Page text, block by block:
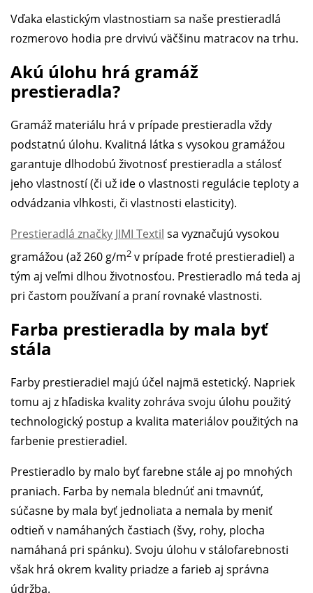
Vďaka elastickým vlastnostiam sa naše prestieradlá
rozmerovo hodia pre drvivú väčšinu matracov na trhu.
Akú úlohu hrá gramáž
prestieradla?
Gramáž materiálu hrá v prípade prestieradla vždy
podstatnú úlohu. Kvalitná látka s vysokou gramážou
garantuje dlhodobú životnosť prestieradla a stálosť
jeho vlastností (či už ide o vlastnosti regulácie teploty a
odvádzania vlhkosti, či vlastnosti elasticity).
Prestieradlá značky JIMI Textil sa vyznačujú vysokou
gramážou (až 260 g/m2 v prípade froté prestieradiel) a
tým aj veľmi dlhou životnosťou. Prestieradlo má teda aj
pri častom používaní a praní rovnaké vlastnosti.
Farba prestieradla by mala byť
stála
Farby prestieradiel majú účel najmä estetický. Napriek
tomu aj z hľadiska kvality zohráva svoju úlohu použitý
technologický postup a kvalita materiálov použitých na
farbenie prestieradiel.
Prestieradlo by malo byť farebne stále aj po mnohých
praniach. Farba by nemala blednúť ani tmavnúť,
súčasne by mala byť jednoliata a nemala by meniť
odtieň v namáhaných častiach (švy, rohy, plocha
namáhaná pri spánku). Svoju úlohu v stálofarebnosti
však hrá okrem kvality priadze a farieb aj správna
údržba.